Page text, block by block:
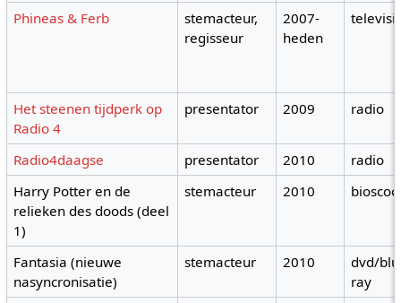
Phineas & Ferb
stemacteur,
regisseur
2007-
heden
Het steenen tijdperk op
Radio 4
presentator 2009 radio
Radio4daagse presentator 2010
radio
Harry Potter en de
relieken des doods (deel
1)
stemacteur 2010
Fantasia (nieuwe
nasyncronisatie)
stemacteur 2010
dvd/
ray